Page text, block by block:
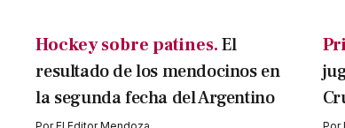
Hockey sobre patines. El
resultado de los mendocinos en
la segunda fecha del Argentino